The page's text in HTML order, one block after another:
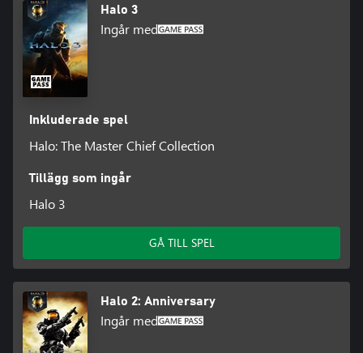
Halo 3
Ingår med
Inkluderade spel
Halo: The Master Chief Collection
Tillägg som ingår
Halo 3
GÅ TILL SPEL
Halo 2: Anniversary
Ingår med